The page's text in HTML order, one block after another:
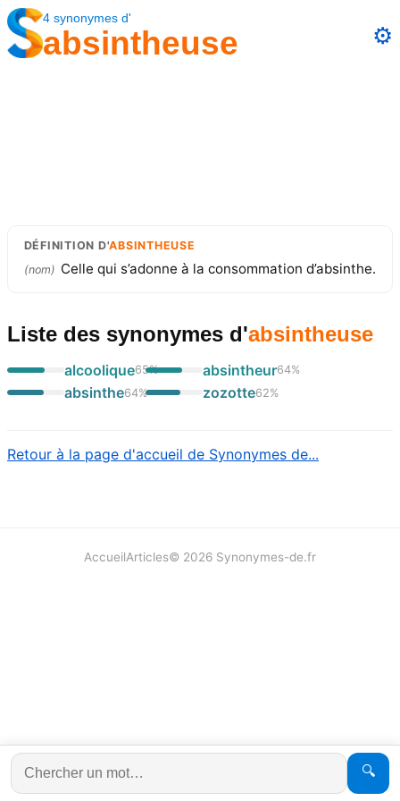
4synonymes d'
absintheuse ⚙️
DÉFINITION D'ABSINTHEUSE
(nom) Celle qui s’adonne à la consommation d’absinthe.
Liste des synonymes d'absintheuse
alcoolique65%
absinthe64%
absintheur64%
zozotte62%
Retour à la page d'accueil de Synonymes de...
🔍
AccueilArticles© 2026 Synonymes-de.fr